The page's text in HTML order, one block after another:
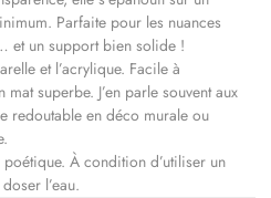
Parfaite pour les nuances
et un support bien solide !
et l’acrylique. Facile à
superbe. J’en parle souvent aux
redoutable en déco murale ou
À condition d’utiliser un
l’eau.